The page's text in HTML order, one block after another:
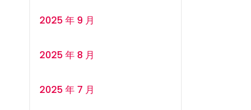
2025 年 9 月
2025 年 8 月
2025 年 7 月